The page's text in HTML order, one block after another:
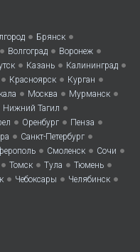
• Брянск •
• Волгоград • Воронеж •
• Казань • Калининград •
• Красноярск • Курган •
• Москва • Мурманск •
Нижний Тагил •
• Оренбург • Пенза •
• Санкт-Петербург •
• Смоленск • Сочи •
• Томск • Тула • Тюмень •
• Чебоксары • Челябинск •